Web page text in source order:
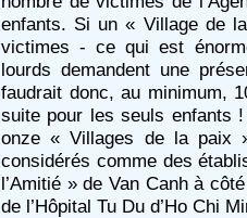
enfants. Si un « Village de
victimes - ce qui est
lourds demandent une
faudrait donc, au minimum,
suite pour les seuls enfants
onze « Villages de la paix
considérés comme des
l’Amitié » de Van Canh à
de l’Hôpital Tu Du d’Ho Chi